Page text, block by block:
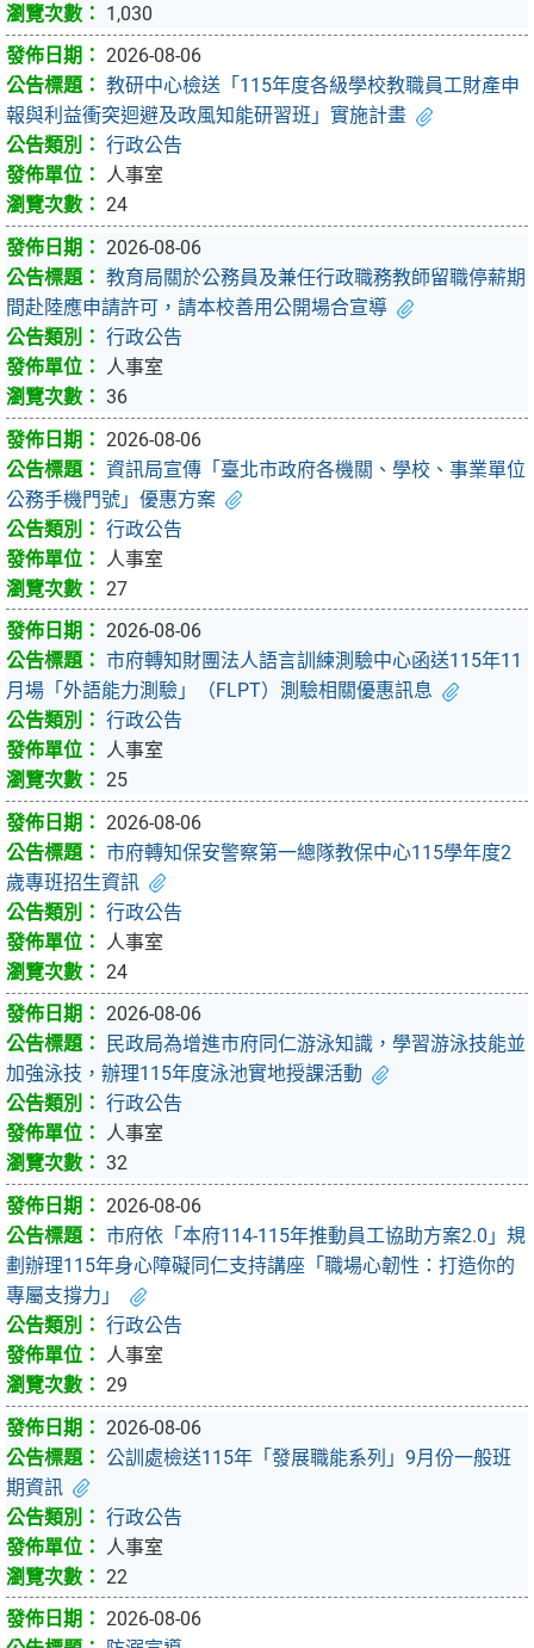
1,030
2026-08-06
教研中心檢送「115年度各級學校教職員工財產申
報與利益衝突迴避及政風知能研習班」實施計畫
行政公告
人事室
24
2026-08-06
教育局關於公務員及兼任行政職務教師留職停薪期
間赴陸應申請許可，請本校善用公開場合宣導
行政公告
人事室
36
2026-08-06
資訊局宣傳「臺北市政府各機關、學校、事業單位
公務手機門號」優惠方案
行政公告
人事室
27
2026-08-06
市府轉知財團法人語言訓練測驗中心函送115年11
月場「外語能力測驗」（FLPT）測驗相關優惠訊息
行政公告
人事室
25
2026-08-06
市府轉知保安警察第一總隊教保中心115學年度2
歲專班招生資訊
行政公告
人事室
24
2026-08-06
民政局為增進市府同仁游泳知識，學習游泳技能並
加強泳技，辦理115年度泳池實地授課活動
行政公告
人事室
32
2026-08-06
市府依「本府114-115年推動員工協助方案2.0」規
劃辦理115年身心障礙同仁支持講座「職場心韌性：打造你的
專屬支撐力」
行政公告
人事室
29
2026-08-06
公訓處檢送115年「發展職能系列」9月份一般班
期資訊
行政公告
人事室
22
2026-08-06